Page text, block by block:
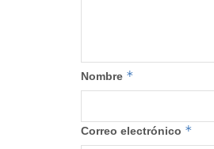
Nombre *
Correo electrónico *